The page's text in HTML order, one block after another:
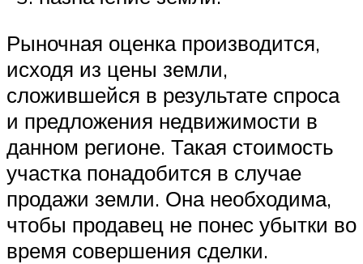
Рыночная оценка производится,
исходя из цены земли,
сложившейся в результате спроса
и предложения недвижимости в
данном регионе. Такая стоимость
участка понадобится в случае
продажи земли. Она необходима,
чтобы продавец не понес убытки во
время совершения сделки.